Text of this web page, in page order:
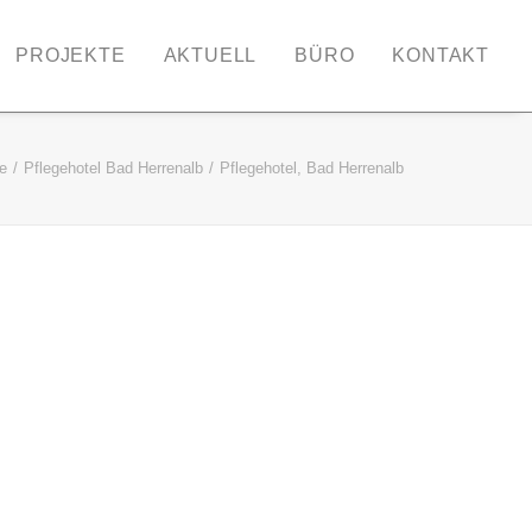
PROJEKTE AKTUELL BÜRO KONTAKT
Pflegehotel Bad Herrenalb Pflegehotel, Bad Herrenalb